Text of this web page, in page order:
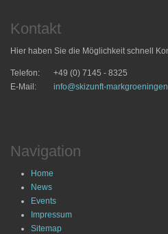
Kontakt
Hier haben Sie die Möglichkeit schnell
Telefon:
+49 (0) 7145 - 8325
E-Mail:
info@skizunft-
Navigation
Home
News
Events
Impressum
Sitemap